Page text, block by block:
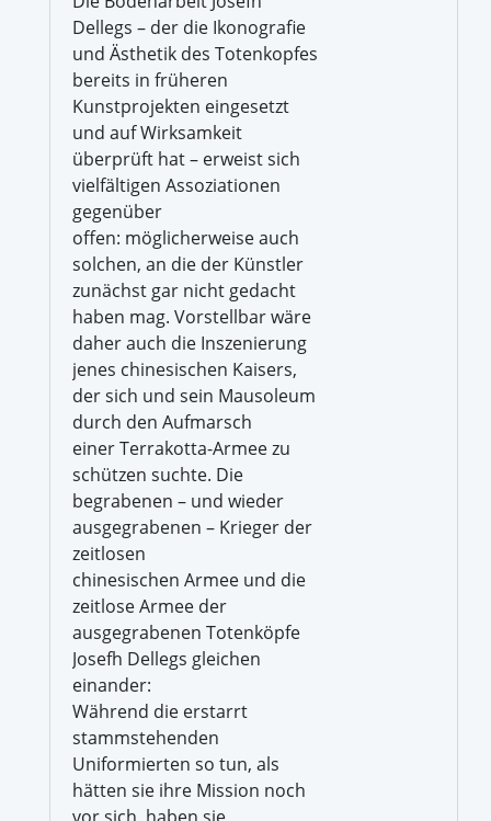
Dellegs – der die Ikonografie
und Ästhetik des Totenkopfes
bereits in früheren
Kunstprojekten eingesetzt
und auf Wirksamkeit
überprüft hat – erweist sich
vielfältigen Assoziationen
gegenüber
offen: möglicherweise auch
solchen, an die der Künstler
zunächst gar nicht gedacht
haben mag. Vorstellbar wäre
daher auch die Inszenierung
jenes chinesischen Kaisers,
der sich und sein Mausoleum
durch den Aufmarsch
einer Terrakotta-Armee zu
schützen suchte. Die
begrabenen – und wieder
ausgegrabenen – Krieger der
zeitlosen
chinesischen Armee und die
zeitlose Armee der
ausgegrabenen Totenköpfe
Josefh Dellegs gleichen
einander:
Während die erstarrt
stammstehenden
Uniformierten so tun, als
hätten sie ihre Mission noch